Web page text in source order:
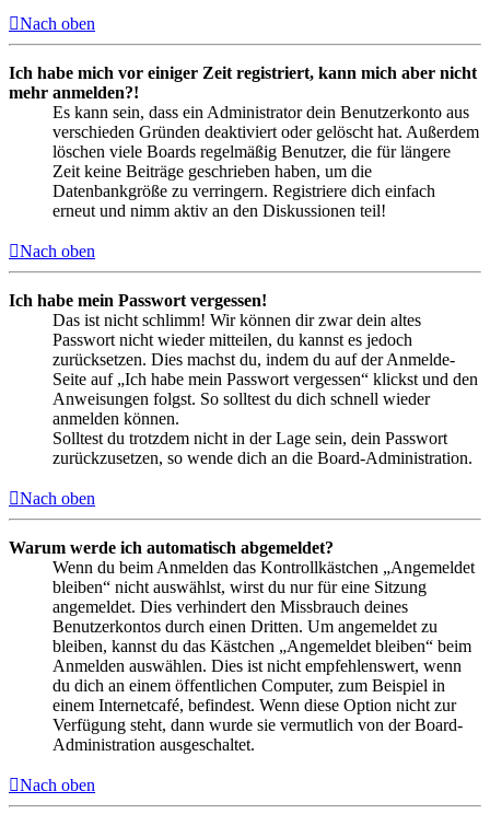
Nach oben
Ich habe mich vor einiger Zeit registriert, kann mich aber nicht
mehr anmelden?!
Es kann sein, dass ein Administrator dein Benutzerkonto aus
verschieden Gründen deaktiviert oder gelöscht hat. Außerdem
löschen viele Boards regelmäßig Benutzer, die für längere
Zeit keine Beiträge geschrieben haben, um die
Datenbankgröße zu verringern. Registriere dich einfach
erneut und nimm aktiv an den Diskussionen teil!
Nach oben
Ich habe mein Passwort vergessen!
Das ist nicht schlimm! Wir können dir zwar dein altes
Passwort nicht wieder mitteilen, du kannst es jedoch
zurücksetzen. Dies machst du, indem du auf der Anmelde-
Seite auf „Ich habe mein Passwort vergessen“ klickst und den
Anweisungen folgst. So solltest du dich schnell wieder
anmelden können.
Solltest du trotzdem nicht in der Lage sein, dein Passwort
zurückzusetzen, so wende dich an die Board-Administration.
Nach oben
Warum werde ich automatisch abgemeldet?
Wenn du beim Anmelden das Kontrollkästchen „Angemeldet
bleiben“ nicht auswählst, wirst du nur für eine Sitzung
angemeldet. Dies verhindert den Missbrauch deines
Benutzerkontos durch einen Dritten. Um angemeldet zu
bleiben, kannst du das Kästchen „Angemeldet bleiben“ beim
Anmelden auswählen. Dies ist nicht empfehlenswert, wenn
du dich an einem öffentlichen Computer, zum Beispiel in
einem Internetcafé, befindest. Wenn diese Option nicht zur
Verfügung steht, dann wurde sie vermutlich von der Board-
Administration ausgeschaltet.
Nach oben